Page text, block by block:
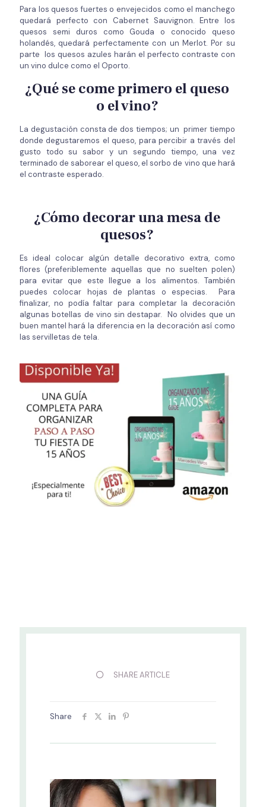
Para los quesos fuertes o envejecidos como el manchego
quedará perfecto con Cabernet Sauvignon. Entre los
quesos semi duros como Gouda o conocido queso
holandés, quedará perfectamente con un Merlot. Por su
parte los quesos azules harán el perfecto contraste con
un vino dulce como el Oporto.
¿Qué se come primero el queso
o el vino?
La degustación consta de dos tiempos; un primer tiempo
donde degustaremos el queso, para percibir a través del
gusto todo su sabor y un segundo tiempo, una vez
terminado de saborear el queso, el sorbo de vino que hará
el contraste esperado.
¿Cómo decorar una mesa de
quesos?
Es ideal colocar algún detalle decorativo extra, como
flores (preferiblemente aquellas que no suelten polen)
para evitar que este llegue a los alimentos. También
puedes colocar hojas de plantas o especias. Para
finalizar, no podía faltar para completar la decoración
algunas botellas de vino sin destapar. No olvides que un
buen mantel hará la diferencia en la decoración así como
las servilletas de tela.
SHARE ARTICLE
Share